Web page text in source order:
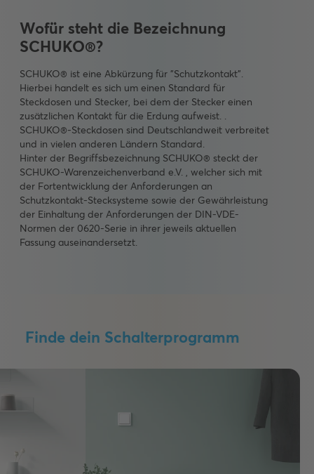
Wofür steht die Bezeichnung
SCHUKO®?
SCHUKO® ist eine Abkürzung für "Schutzkontakt".
Hierbei handelt es sich um einen Standard für
Steckdosen und Stecker, bei dem der Stecker einen
zusätzlichen Kontakt für die Erdung aufweist. .
SCHUKO®-Steckdosen sind Deutschlandweit verbreitet
und in vielen anderen Ländern Standard.
Hinter der Begriffsbezeichnung SCHUKO® steckt der
SCHUKO-Warenzeichenverband e.V. , welcher sich mit
der Fortentwicklung der Anforderungen an
Schutzkontakt-Stecksysteme sowie der Gewährleistung
der Einhaltung der Anforderungen der DIN-VDE-
Normen der 0620-Serie in ihrer jeweils aktuellen
Fassung auseinandersetzt.
Finde dein Schalterprogramm